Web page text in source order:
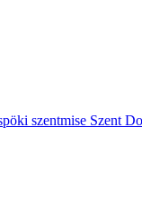
szentmise Szent